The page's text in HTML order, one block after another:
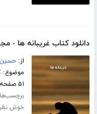
دانلود کتاب غریبانه ها -
از:
موضوع:
۵۱ صفحه
خوش نظر